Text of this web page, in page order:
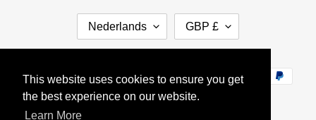
This website uses cookies to ensure you get
the best experience on our website.
Learn More
TAAL
Nederlands VALUTA
GBP £